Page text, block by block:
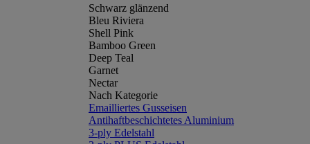
Schwarz glänzend
Bleu Riviera
Shell Pink
Bamboo Green
Deep Teal
Garnet
Nectar
Nach Kategorie
Emailliertes Gusseisen
Antihaftbeschichtetes Aluminium
3-ply Edelstahl